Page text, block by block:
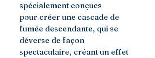
spécialement conçues
pour créer une cascade de
fumée descendante, qui se
déverse de façon
spectaculaire, créant un effet